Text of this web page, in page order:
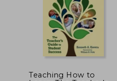
Teaching How to